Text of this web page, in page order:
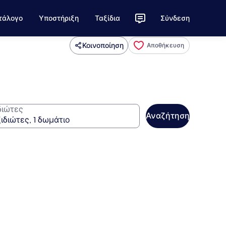
Υποστήριξη Ταξίδια Σύνδεση
Κοινοποίηση Αποθήκευση
Αναζήτηση